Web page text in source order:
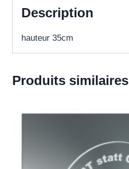
Description
hauteur 35cm
Produits similaires